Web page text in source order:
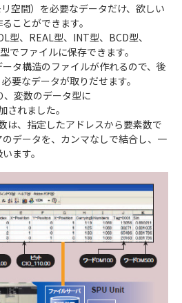
空間）を必要なデータだけ、欲しい
ことができます。
、REAL型、INT型、BCD型、
でファイルに保存できます。
タ構造のファイルが作れるので、後
要なデータが取りだせます。
変数のデータ型に
されました。
は、指定したアドレスから要素数で
データを、カンマなしで結合し、一
ます。